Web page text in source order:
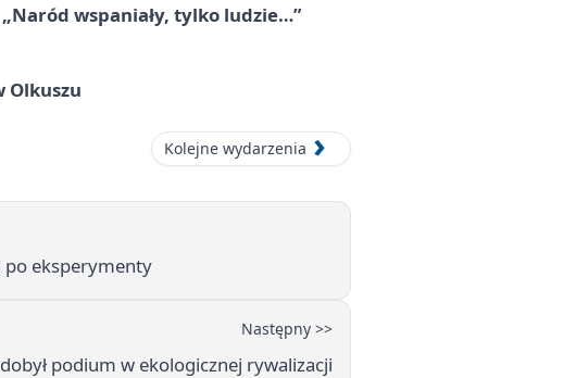
wspaniały, tylko ludzie…”
Olkuszu
Kolejne wydarzenia
po eksperymenty
Następny >>
podium w ekologicznej rywalizacji